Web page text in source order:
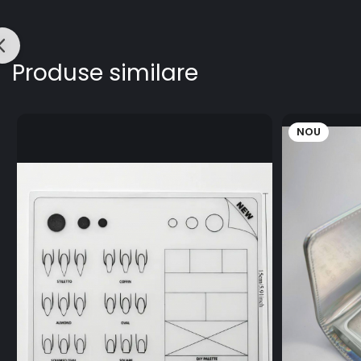
Produse similare
NOU